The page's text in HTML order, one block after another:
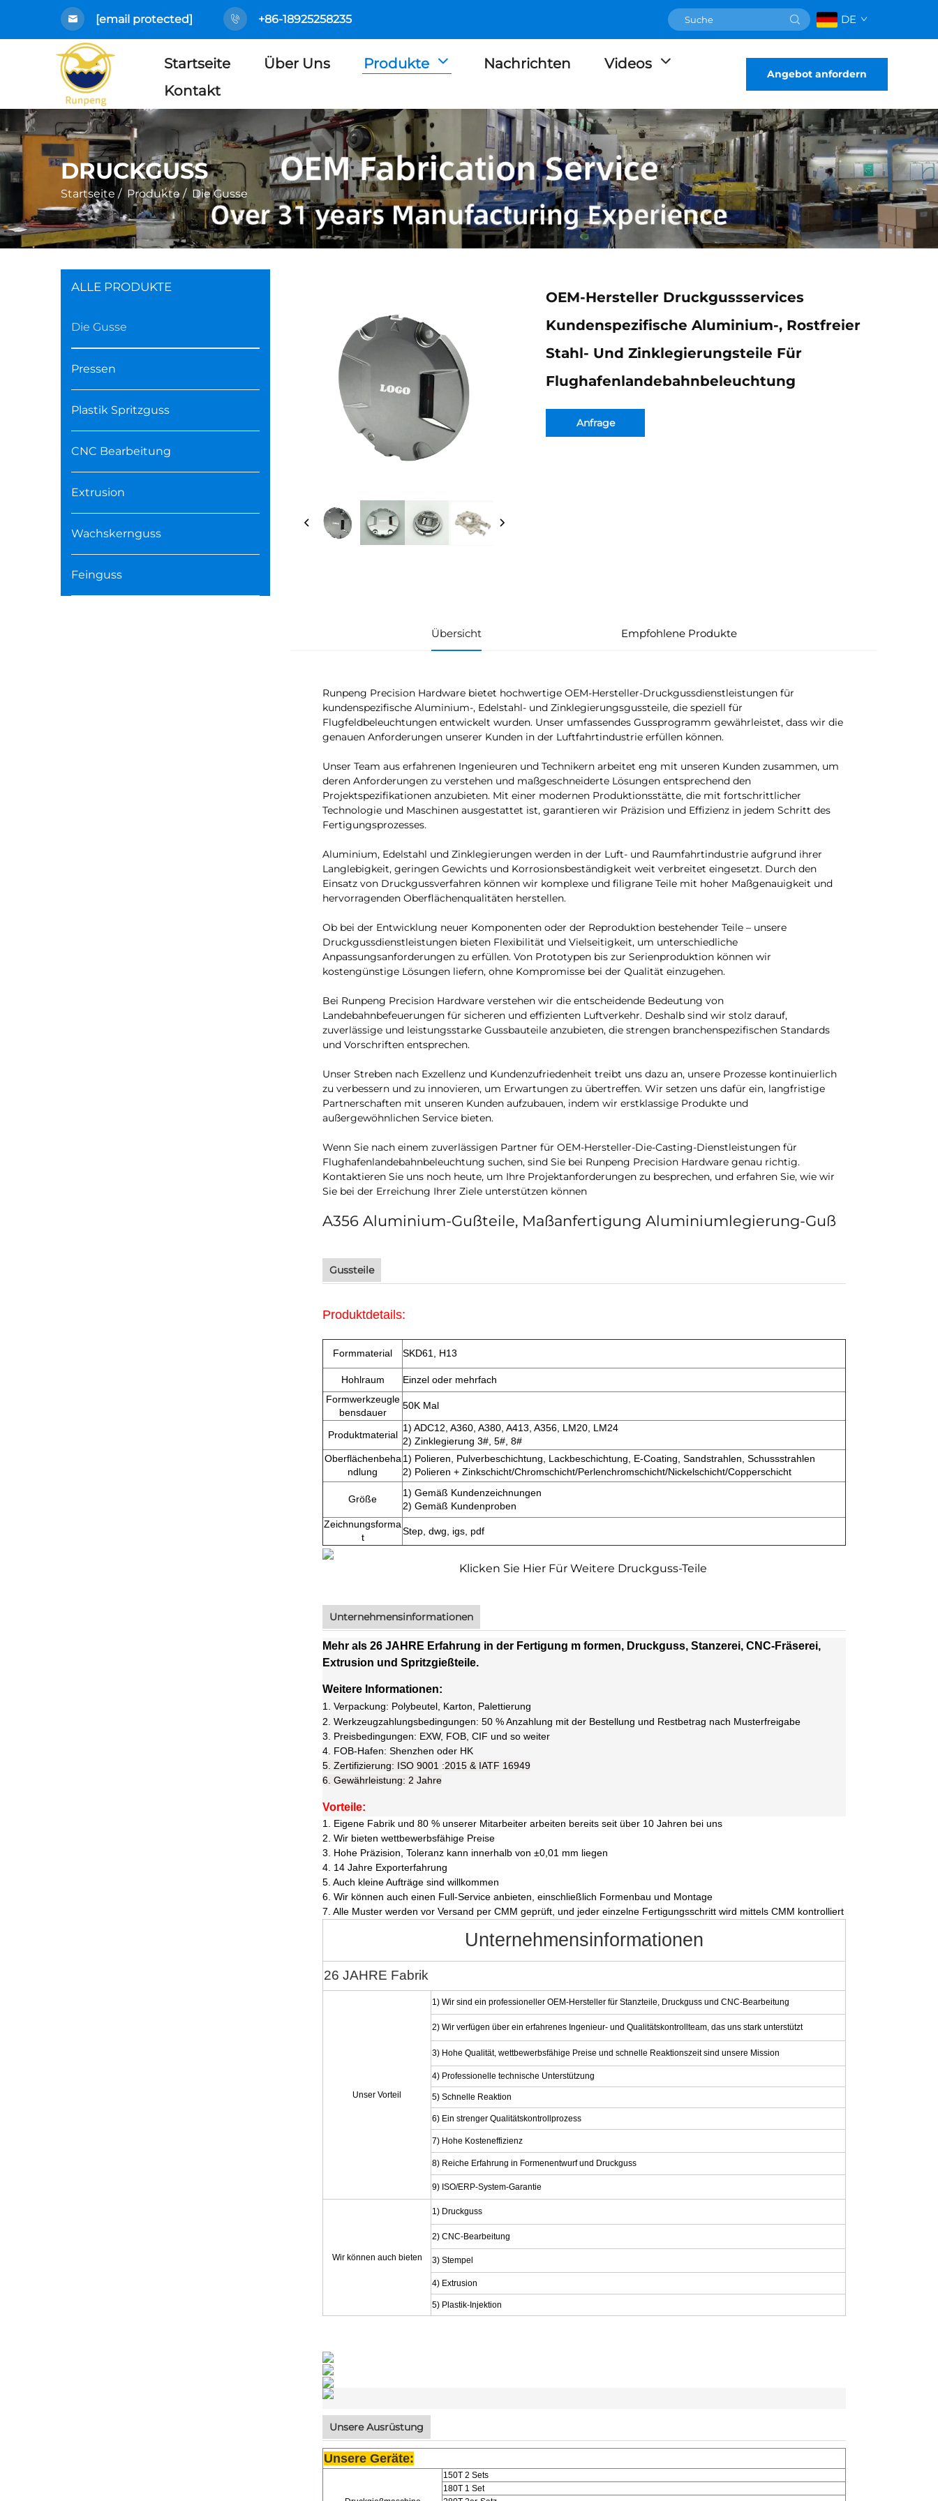
[email protected] +86-18925258235 DE
Startseite Über Uns Produkte Nachrichten
Videos
Kontakt
Angebot anfordern
DRUCKGUSS
Startseite / Produkte /Die Gusse
ALLE PRODUKTE
Die Gusse
Pressen
Plastik Spritzguss
CNC Bearbeitung
Extrusion
Wachskernguss
Feinguss
OEM-Hersteller Druckgussservices
Kundenspezifische Aluminium-, Rostfreier
Stahl- Und Zinklegierungsteile Für
Flughafenlandebahnbeleuchtung
Anfrage
Übersicht Empfohlene Produkte
Runpeng Precision Hardware bietet hochwertige OEM-Hersteller-Druckgussdienstleistungen für
kundenspezifische Aluminium-, Edelstahl- und Zinklegierungsgussteile, die speziell für
Flugfeldbeleuchtungen entwickelt wurden. Unser umfassendes Gussprogramm gewährleistet, dass wir die
genauen Anforderungen unserer Kunden in der Luftfahrtindustrie erfüllen können.
Unser Team aus erfahrenen Ingenieuren und Technikern arbeitet eng mit unseren Kunden zusammen, um
deren Anforderungen zu verstehen und maßgeschneiderte Lösungen entsprechend den
Projektspezifikationen anzubieten. Mit einer modernen Produktionsstätte, die mit fortschrittlicher
Technologie und Maschinen ausgestattet ist, garantieren wir Präzision und Effizienz in jedem Schritt des
Fertigungsprozesses.
Aluminium, Edelstahl und Zinklegierungen werden in der Luft- und Raumfahrtindustrie aufgrund ihrer
Langlebigkeit, geringen Gewichts und Korrosionsbeständigkeit weit verbreitet eingesetzt. Durch den
Einsatz von Druckgussverfahren können wir komplexe und filigrane Teile mit hoher Maßgenauigkeit und
hervorragenden Oberflächenqualitäten herstellen.
Ob bei der Entwicklung neuer Komponenten oder der Reproduktion bestehender Teile – unsere
Druckgussdienstleistungen bieten Flexibilität und Vielseitigkeit, um unterschiedliche
Anpassungsanforderungen zu erfüllen. Von Prototypen bis zur Serienproduktion können wir
kostengünstige Lösungen liefern, ohne Kompromisse bei der Qualität einzugehen.
Bei Runpeng Precision Hardware verstehen wir die entscheidende Bedeutung von
Landebahnbefeuerungen für sicheren und effizienten Luftverkehr. Deshalb sind wir stolz darauf,
zuverlässige und leistungsstarke Gussbauteile anzubieten, die strengen branchenspezifischen Standards
und Vorschriften entsprechen.
Unser Streben nach Exzellenz und Kundenzufriedenheit treibt uns dazu an, unsere Prozesse kontinuierlich
zu verbessern und zu innovieren, um Erwartungen zu übertreffen. Wir setzen uns dafür ein, langfristige
Partnerschaften mit unseren Kunden aufzubauen, indem wir erstklassige Produkte und
außergewöhnlichen Service bieten.
Wenn Sie nach einem zuverlässigen Partner für OEM-Hersteller-Die-Casting-Dienstleistungen für
Flughafenlandebahnbeleuchtung suchen, sind Sie bei Runpeng Precision Hardware genau richtig.
Kontaktieren Sie uns noch heute, um Ihre Projektanforderungen zu besprechen, und erfahren Sie, wie wir
Sie bei der Erreichung Ihrer Ziele unterstützen können
A356 Aluminium-Gußteile, Maßanfertigung Aluminiumlegierung-Guß
Gussteile
Produktdetails:
Formmaterial SKD61, H13
Hohlraum
Einzel oder mehrfach
Formwerkzeugle
bensdauer
50K Mal
Produktmaterial
1) ADC12, A360, A380, A413, A356, LM20, LM24
2) Zinklegierung 3#, 5#, 8#
Oberflächenbeha
ndlung
1) Polieren, Pulverbeschichtung, Lackbeschichtung, E-Coating, Sandstrahlen, Schussstrahlen
2) Polieren + Zinkschicht/Chromschicht/Perlenchromschicht/Nickelschicht/Copperschicht
Größe
1) Gemäß Kundenzeichnungen
2) Gemäß Kundenproben
Zeichnungsforma
t
Step, dwg, igs, pdf
Klicken Sie Hier Für Weitere Druckguss-Teile
Unternehmensinformationen
Mehr als 26 JAHRE Erfahrung in der Fertigung m formen, Druckguss, Stanzerei, CNC-Fräserei,
Extrusion und Spritzgießteile.
Weitere Informationen:
1. Verpackung: Polybeutel, Karton, Palettierung
2. Werkzeugzahlungsbedingungen: 50 % Anzahlung mit der Bestellung und Restbetrag nach Musterfreigabe
3. Preisbedingungen: EXW, FOB, CIF und so weiter
4. FOB-Hafen: Shenzhen oder HK
5. Zertifizierung: ISO 9001 :2015 & IATF 16949
6. Gewährleistung: 2 Jahre
Vorteile:
1. Eigene Fabrik und 80 % unserer Mitarbeiter arbeiten bereits seit über 10 Jahren bei uns
2. Wir bieten wettbewerbsfähige Preise
3. Hohe Präzision, Toleranz kann innerhalb von ±0,01 mm liegen
4. 14 Jahre Exporterfahrung
5. Auch kleine Aufträge sind willkommen
6. Wir können auch einen Full-Service anbieten, einschließlich Formenbau und Montage
7. Alle Muster werden vor Versand per CMM geprüft, und jeder einzelne Fertigungsschritt wird mittels CMM kontrolliert
Unternehmensinformationen
26 JAHRE Fabrik
Unser Vorteil
1) Wir sind ein professioneller OEM-Hersteller für Stanzteile, Druckguss und CNC-Bearbeitung
2) Wir verfügen über ein erfahrenes Ingenieur- und Qualitätskontrollteam, das uns stark unterstützt
3) Hohe Qualität, wettbewerbsfähige Preise und schnelle Reaktionszeit sind unsere Mission
4) Professionelle technische Unterstützung
5) Schnelle Reaktion
6) Ein strenger Qualitätskontrollprozess
7) Hohe Kosteneffizienz
8) Reiche Erfahrung in Formenentwurf und Druckguss
9) ISO/ERP-System-Garantie
Wir können auch bieten
1) Druckguss
2) CNC-Bearbeitung
3) Stempel
4) Extrusion
5) Plastik-Injektion
Unsere Ausrüstung
Unsere Geräte:
150T 2 Sets
180T 1 Set